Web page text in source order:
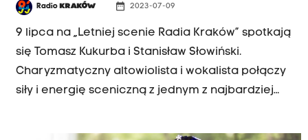
Radio KRAKÓW date_range 2023-07-09
9 lipca na „Letniej scenie Radia Kraków” spotkają
się Tomasz Kukurba i Stanisław Słowiński.
Charyzmatyczny altowiolista i wokalista połączy
siły i energię sceniczną z jednym z najbardziej